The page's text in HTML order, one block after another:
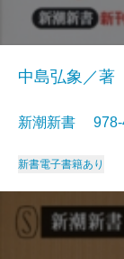
中島弘象／著
新潮新書
新書電子書籍あり